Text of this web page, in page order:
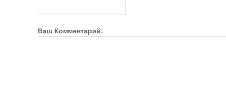
Ваш Комментарий: